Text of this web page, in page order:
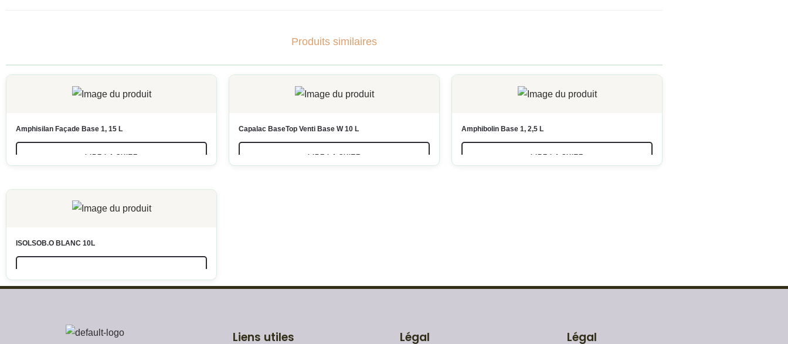
Produits similaires
Amphisilan Façade Base 1, 15 L
LIRE LA SUITE
Capalac BaseTop Venti Base W 10 L
LIRE LA SUITE
Amphibolin Base 1, 2,5 L
LIRE LA SUITE
ISOLSOB.O BLANC 10L
Liens utiles Légal Légal